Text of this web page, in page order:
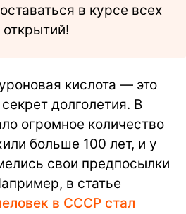
в курсе всех
кислота — это
долголетия. В
огромное количество
больше 100 лет, и у
свои предпосылки
в статье
в СССР стал